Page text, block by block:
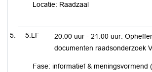
Locatie: Raadzaal
5.LF
20.00 uur - 21.00 uur:
documenten raadsonderzoek
Fase: informatief & meningsvormend